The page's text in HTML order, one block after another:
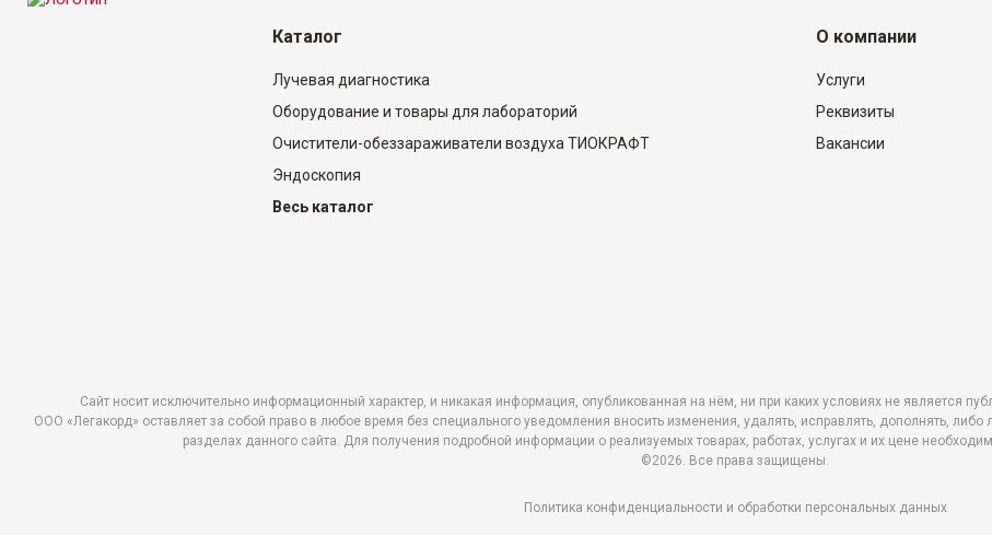
Каталог
Лучевая диагностика
Оборудование и товары для лабораторий
Очистители-обеззараживатели воздуха ТИОКРАФТ
Эндоскопия
Весь каталог
О компании
Услуги
Реквизиты
Вакансии
Сайт носит исключительно информационный характер, и никакая информация, опубликованная на нём, ни при каких условиях не является
ООO «Легакорд» оставляет за собой право в любое время без специального уведомления вносить изменения, удалять, исправлять, дополнять,
разделах данного сайта. Для получения подробной информации о реализуемых товарах, работах, услугах и их цене
©2026. Все права защищены.
Политика конфиденциальности и обработки персональных данных